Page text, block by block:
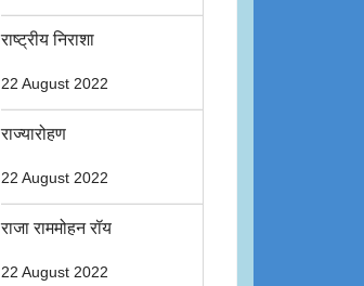
राष्ट्रीय निराशा
22 August 2022
राज्यारोहण
22 August 2022
राजा राममोहन रॉय
22 August 2022